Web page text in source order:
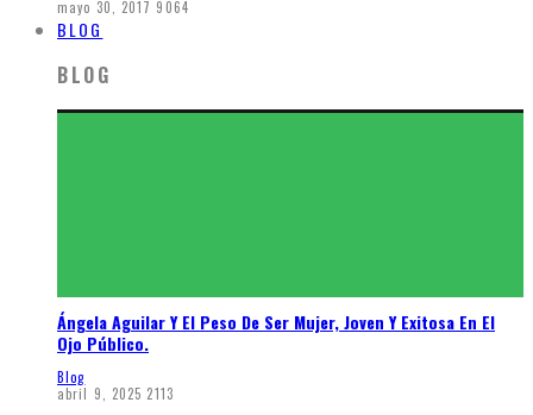
mayo 30, 2017 9064
BLOG
BLOG
Ángela Aguilar Y El Peso De Ser Mujer, Joven Y Exitosa En El
Ojo Público.
Blog
abril 9, 2025 2113